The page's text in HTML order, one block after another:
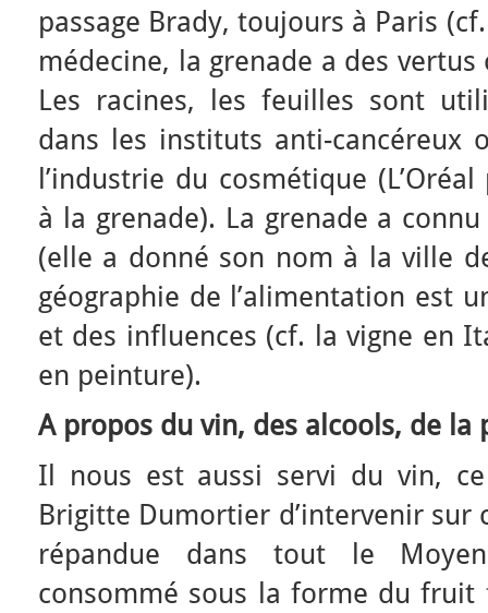
passage Brady, toujours à Paris
médecine, la grenade a des
Les racines, les feuilles sont
dans les instituts anti-cancéreux
l’industrie du cosmétique
à la grenade). La grenade a
(elle a donné son nom à la ville
géographie de l’alimentation est
et des influences (cf. la vigne en
en peinture).
A propos du vin, des alcools, de
Il nous est aussi servi du vin,
Brigitte Dumortier d’intervenir sur
répandue dans tout le
consommé sous la forme du